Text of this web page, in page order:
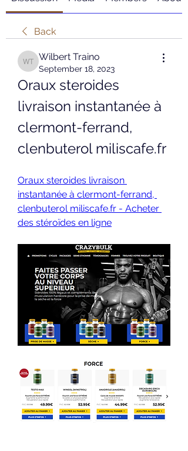
Back
Wilbert Traino
Wilbert Traino
September 18, 2023
Oraux steroides
livraison instantanée à
clermont-ferrand,
clenbuterol miliscafe.fr
Oraux steroides livraison
instantanée à clermont-ferrand,
clenbuterol miliscafe.fr - Acheter
des stéroïdes en ligne